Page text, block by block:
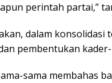
perintah partai,”
dalam konsolidasi
pembentukan
sama membahas